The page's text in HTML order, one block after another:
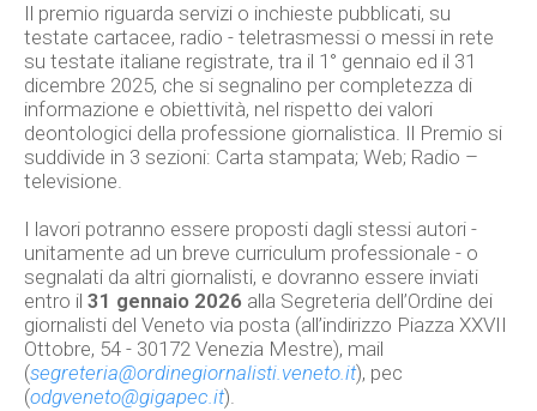
Il premio riguarda servizi o inchieste pubblicati, su
testate cartacee, radio - teletrasmessi o messi in rete
su testate italiane registrate, tra il 1° gennaio ed il 31
dicembre 2025, che si segnalino per completezza di
informazione e obiettività, nel rispetto dei valori
deontologici della professione giornalistica. Il Premio si
suddivide in 3 sezioni: Carta stampata; Web; Radio –
televisione.
I lavori potranno essere proposti dagli stessi autori -
unitamente ad un breve curriculum professionale - o
segnalati da altri giornalisti, e dovranno essere inviati
entro il 31 gennaio 2026 alla Segreteria dell’Ordine dei
giornalisti del Veneto via posta (all’indirizzo Piazza XXVII
Ottobre, 54 - 30172 Venezia Mestre), mail
(segreteria@ordinegiornalisti.veneto.it), pec
(odgveneto@gigapec.it).